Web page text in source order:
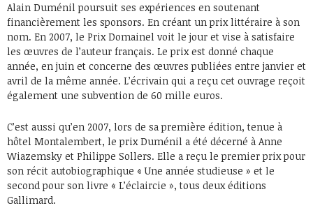
Alain Duménil poursuit ses expériences en soutenant
financièrement les sponsors. En créant un prix littéraire à son
nom. En 2007, le Prix Domainel voit le jour et vise à satisfaire
les œuvres de l’auteur français. Le prix est donné chaque
année, en juin et concerne des œuvres publiées entre janvier et
avril de la même année. L’écrivain qui a reçu cet ouvrage reçoit
également une subvention de 60 mille euros.
C’est aussi qu’en 2007, lors de sa première édition, tenue à
hôtel Montalembert, le prix Duménil a été décerné à Anne
Wiazemsky et Philippe Sollers. Elle a reçu le premier prix pour
son récit autobiographique « Une année studieuse » et le
second pour son livre « L’éclaircie », tous deux éditions
Gallimard.